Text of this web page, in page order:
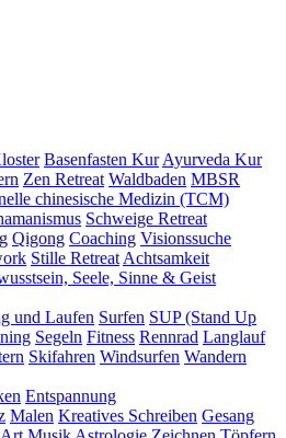
Basenfasten Kur Ayurveda Kur
Zen Retreat Waldbaden MBSR
chinesische Medizin (TCM)
Schweige Retreat
Qigong Coaching Visionssuche
Stille Retreat Achtsamkeit
Seele, Sinne & Geist
und Laufen Surfen SUP (Stand Up
Segeln Fitness Rennrad Langlauf
Skifahren Windsurfen Wandern
Entspannung
Malen Kreatives Schreiben Gesang